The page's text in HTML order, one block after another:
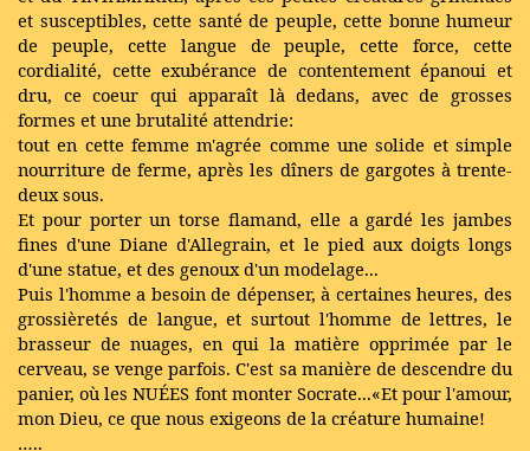
et susceptibles, cette santé de peuple, cette bonne humeur
de peuple, cette langue de peuple, cette force, cette
cordialité, cette exubérance de contentement épanoui et
dru, ce coeur qui apparaît là dedans, avec de grosses
formes et une brutalité attendrie:
tout en cette femme m'agrée comme une solide et simple
nourriture de ferme, après les dîners de gargotes à trente-
deux sous.
Et pour porter un torse flamand, elle a gardé les jambes
fines d'une Diane d'Allegrain, et le pied aux doigts longs
d'une statue, et des genoux d'un modelage...
Puis l'homme a besoin de dépenser, à certaines heures, des
grossièretés de langue, et surtout l'homme de lettres, le
brasseur de nuages, en qui la matière opprimée par le
cerveau, se venge parfois. C'est sa manière de descendre du
panier, où les NUÉES font monter Socrate...«Et pour l'amour,
mon Dieu, ce que nous exigeons de la créature humaine!
…..